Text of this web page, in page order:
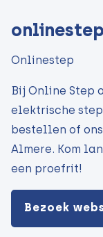
onlinestep
Onlinestep
Bij Online Step
elektrische
bestellen of
Almere. Kom
een proefrit!
Bezoek